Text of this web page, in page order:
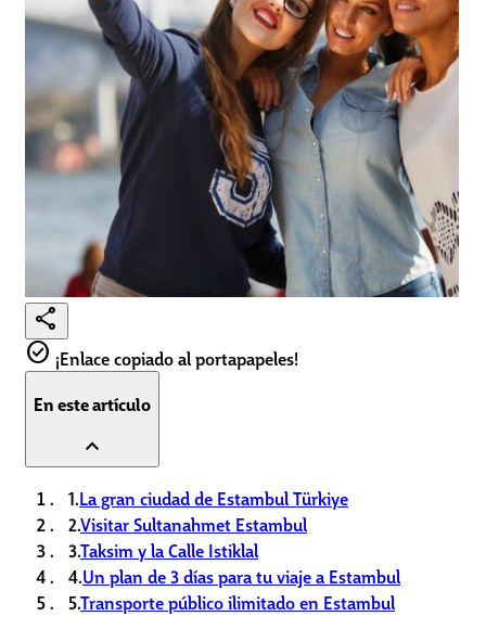
share
check_circle ¡Enlace copiado al portapapeles!
En este artículo
expand_less
1.La gran ciudad de Estambul Türkiye
2.Visitar Sultanahmet Estambul
3.Taksim y la Calle Istiklal
4.Un plan de 3 días para tu viaje a Estambul
5.Transporte público ilimitado en Estambul